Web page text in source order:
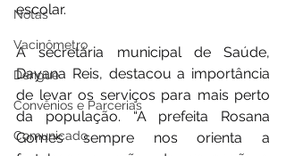
Notas
Vacinômetro
Dengue
Convênios e Parcerias
Comunicado
escolar.
A secretária municipal de Saúde,
Dayana Reis, destacou a importância
de levar os serviços para mais perto
da população. “A prefeita Rosana
Gomes sempre nos orienta a